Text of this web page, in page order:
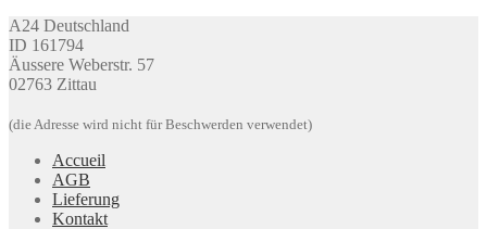
A24 Deutschland
ID 161794
Äussere Weberstr. 57
02763 Zittau
(die Adresse wird nicht für Beschwerden verwendet)
Accueil
AGB
Lieferung
Kontakt